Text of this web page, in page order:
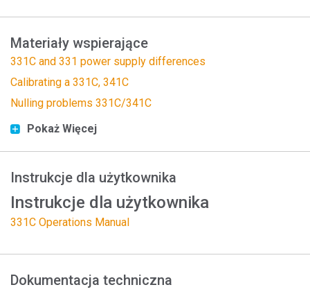
Materiały wspierające
331C and 331 power supply differences
Calibrating a 331C, 341C
Nulling problems 331C/341C
Pokaż Więcej
Instrukcje dla użytkownika
Instrukcje dla użytkownika
331C Operations Manual
Dokumentacja techniczna